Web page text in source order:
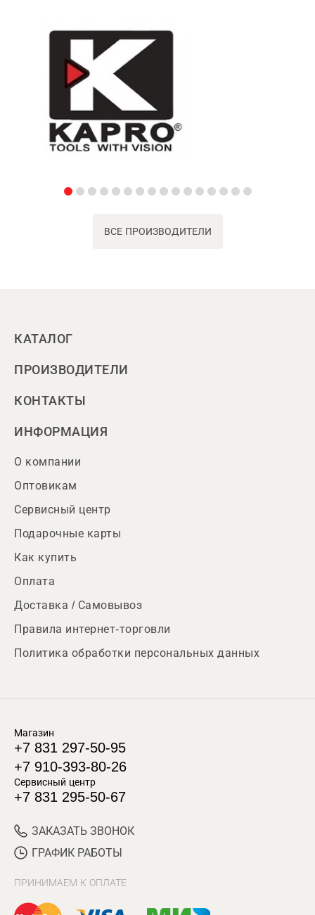
ВСЕ ПРОИЗВОДИТЕЛИ
КАТАЛОГ
ПРОИЗВОДИТЕЛИ
КОНТАКТЫ
ИНФОРМАЦИЯ
О компании
Оптовикам
Сервисный центр
Подарочные карты
Как купить
Оплата
Доставка / Самовывоз
Правила интернет-торговли
Политика обработки персональных данных
Магазин
+7 831 297-50-95
+7 910-393-80-26
Сервисный центр
+7 831 295-50-67
ЗАКАЗАТЬ ЗВОНОК
ГРАФИК РАБОТЫ
ПРИНИМАЕМ К ОПЛАТЕ